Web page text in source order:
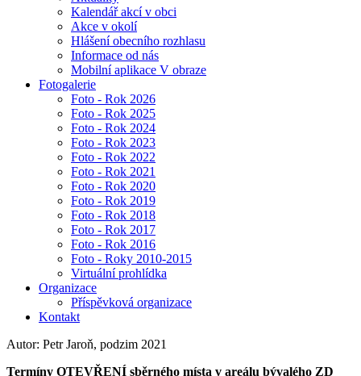
Kalendář akcí v obci
Akce v okolí
Hlášení obecního rozhlasu
Informace od nás
Mobilní aplikace V obraze
Fotogalerie
Foto - Rok 2026
Foto - Rok 2025
Foto - Rok 2024
Foto - Rok 2023
Foto - Rok 2022
Foto - Rok 2021
Foto - Rok 2020
Foto - Rok 2019
Foto - Rok 2018
Foto - Rok 2017
Foto - Rok 2016
Foto - Roky 2010-2015
Virtuální prohlídka
Organizace
Příspěvková organizace
Kontakt
Autor: Petr Jaroň, podzim 2021
Termíny OTEVŘENÍ sběrného místa v areálu bývalého ZD